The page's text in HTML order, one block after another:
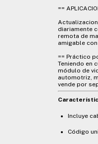
==
diariamente
remota de
amigable
== Práctico
Teniendo en
módulo de
automotriz,
vende por
Incluye
Código